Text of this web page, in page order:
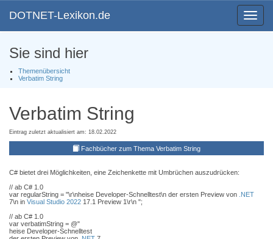
Toggle
DOTNET-Lexikon.de
Sie sind hier
Themenübersicht
Verbatim String
Verbatim String
Eintrag zuletzt aktualisiert am: 18.02.2022
Fachbücher zum Thema Verbatim String
C# bietet drei Möglichkeiten, eine Zeichenkette mit Umbrüchen auszudrücken:
// ab C# 1.0
var regularString = "\r\nheise Developer-Schnelltest\n der ersten Preview von .NET
7\n in Visual Studio 2022 17.1 Preview 1\r\n ";
// ab C# 1.0
var verbatimString = @"
heise Developer-Schnelltest